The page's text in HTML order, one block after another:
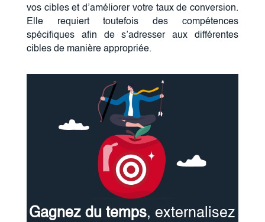
vos cibles et d’améliorer votre taux de conversion.
Elle requiert toutefois des compétences
spécifiques afin de s’adresser aux différentes
cibles de manière appropriée.
Gagnez du temps, externalisez